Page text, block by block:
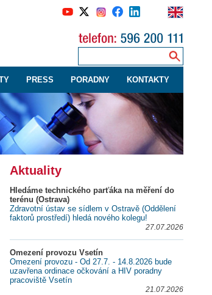
PRESS PORADNY KONTAKTY
Aktuality
Hledáme technického parťáka na měření do
terénu (Ostrava)
Zdravotní ústav se sídlem v Ostravě (Oddělení
faktorů prostředí) hledá nového kolegu!
27.07.2026
Omezení provozu Vsetín
Omezení provozu - Od 27.7. - 14.8.2026 bude
uzavřena ordinace očkování a HIV poradny
pracoviště Vsetín
21.07.2026